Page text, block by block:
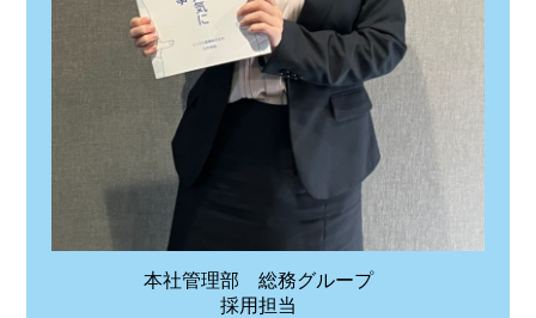
本社管理部 総務グループ
採用担当